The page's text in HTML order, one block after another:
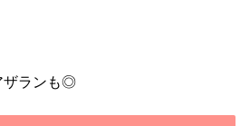
ザランも◎